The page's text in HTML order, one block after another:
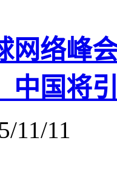
网络峰
中国将
11/11